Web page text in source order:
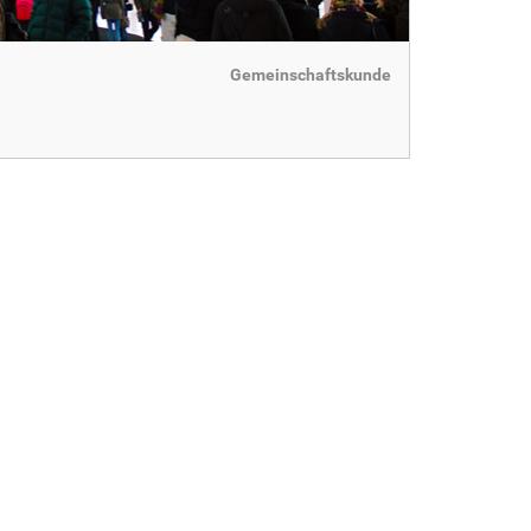
Gemeinschaftskunde